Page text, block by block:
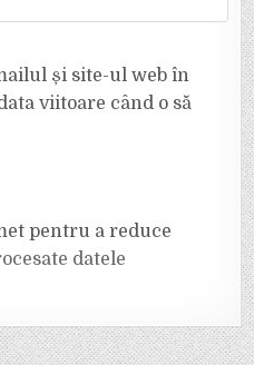
și site-ul web în
viitoare când o să
pentru a reduce
datele